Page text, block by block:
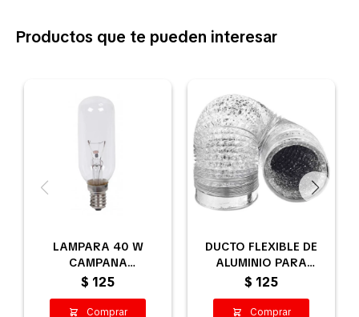
Productos que te pueden interesar
LAMPARA 40 W
CAMPANA
PURIFICADOR AIRE DE
$ 125
DUCTO FLEXIBLE DE
ALUMINIO PARA
VENTILACIÓN Y
VAPORES - DIÁMETRO
$ 125